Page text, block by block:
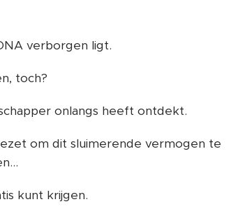
verborgen ligt.
toch?
onlangs heeft ontdekt.
om dit sluimerende vermogen te
kunt krijgen.